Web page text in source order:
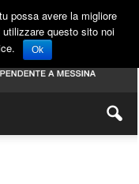
possa avere la migliore
questo sito noi
Ok